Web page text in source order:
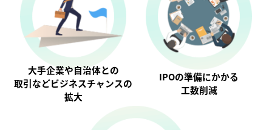
大手企業や自治体との
取引などビジネスチャンスの
拡大
IPOの準備にかかる
工数削減